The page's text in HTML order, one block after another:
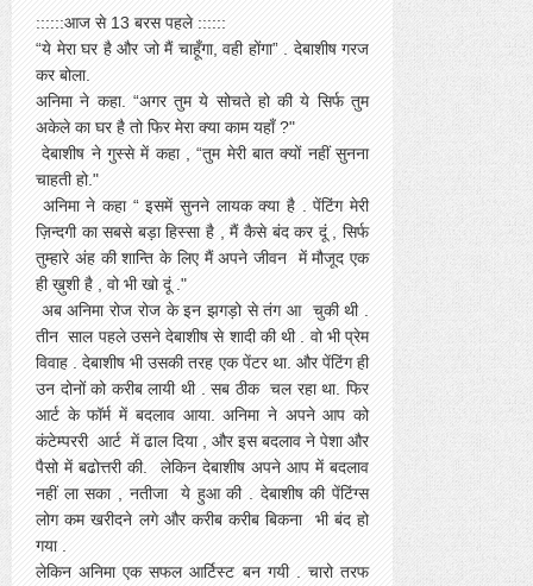
::::::आज से 13 बरस पहले ::::::
“ये मेरा घर है और जो मैं चाहूँगा, वही होंगा” . देबाशीष गरज
कर बोला.
अनिमा ने कहा. “अगर तुम ये सोचते हो की ये सिर्फ तुम
अकेले का घर है तो फिर मेरा क्या काम यहाँ ?"
देबाशीष ने गुस्से में कहा , “तुम मेरी बात क्यों नहीं सुनना
चाहती हो."
अनिमा ने कहा “ इसमें सुनने लायक क्या है . पेंटिंग मेरी
ज़िन्दगी का सबसे बड़ा हिस्सा है , मैं कैसे बंद कर दूं , सिर्फ
तुम्हारे अंह की शान्ति के लिए मैं अपने जीवन में मौजूद एक
ही ख़ुशी है , वो भी खो दूं ."
अब अनिमा रोज रोज के इन झगड़ो से तंग आ चुकी थी .
तीन साल पहले उसने देबाशीष से शादी की थी . वो भी प्रेम
विवाह . देबाशीष भी उसकी तरह एक पेंटर था. और पेंटिंग ही
उन दोनों को करीब लायी थी . सब ठीक चल रहा था. फिर
आर्ट के फॉर्म में बदलाव आया. अनिमा ने अपने आप को
कंटेम्पररी आर्ट में ढाल दिया , और इस बदलाव ने पेशा और
पैसो में बढोत्तरी की. लेकिन देबाशीष अपने आप में बदलाव
नहीं ला सका , नतीजा ये हुआ की . देबाशीष की पेंटिंग्स
लोग कम खरीदने लगे और करीब करीब बिकना भी बंद हो
गया .
लेकिन अनिमा एक सफल आर्टिस्ट बन गयी . चारो तरफ